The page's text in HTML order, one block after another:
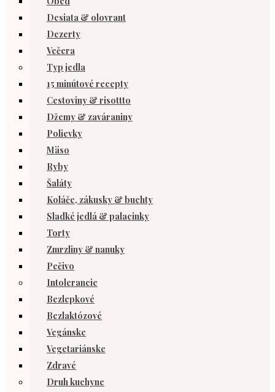
Desiata & olovrant
Dezerty
Večera
Typ jedla
15 minútové recepty
Cestoviny & risottto
Džemy & zaváraniny
Polievky
Mäso
Ryby
Šaláty
Koláče, zákusky & buchty
Sladké jedlá & palacinky
Torty
Zmrzliny & nanuky
Pečivo
Intolerancie
Bezlepkové
Bezlaktózové
Vegánske
Vegetariánske
Zdravé
Druh kuchyne